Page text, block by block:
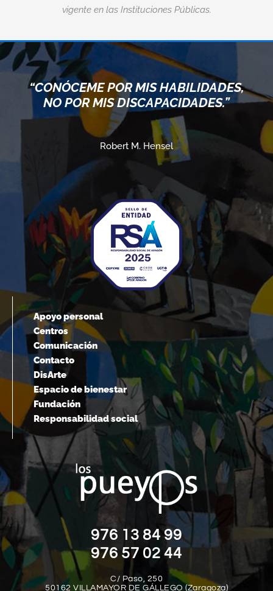
vigente en las Instituciones Públicas.
“CONÓCEME POR MIS HABILIDADES,
NO POR MIS DISCAPACIDADES.”
Robert M. Hensel
Apoyo personal
Centros
Comunicación
Contacto
DisArte
Espacio de bienestar
Fundación
Responsabilidad social
976 13 84 99
976 57 02 44
C/ Paso, 250
50162 VILLAMAYOR DE GÁLLEGO (Zaragoza)